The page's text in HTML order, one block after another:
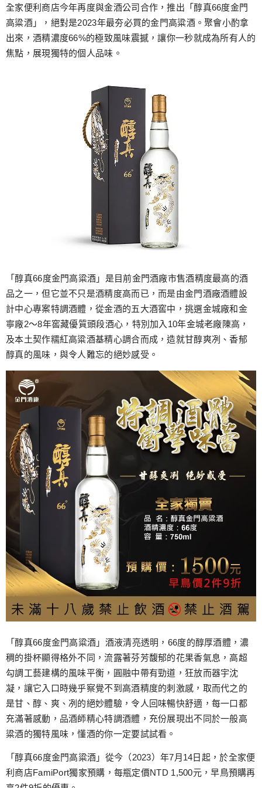
跳
至
主
要
全家便利商店今年再度與金酒公司合作，推出「醇真66度金門
高粱酒」，絕對是2023年最夯必買的金門高粱酒。聚會小酌拿
出來，酒精濃度66%的極致風味震撼，讓你一秒就成為所有人的
焦點，展現獨特的個人品味。
「醇真66度金門高粱酒」是目前金門酒廠市售酒精度最高的酒
品之一，但它並不只是酒精度高而已，而是由金門酒廠酒體設
計中心專案特調酒體，從金酒的五大酒窖中，挑選金城廠和金
寧廠2～8年窖藏優質頭段酒心，特別加入10年金城老廠陳高，
及本土契作糯紅高粱酒基精心調合而成，造就甘醇爽冽、香郁
醇真的風味，與令人難忘的絕妙感受。
「醇真66度金門高粱酒」酒液清亮透明，66度的醇厚酒體，濃
稠的掛杯顯得格外不同，流露著芬芳馥郁的花果香氣息，高超
勾調工藝建構的風味平衡，圓融中帶有勁道，狂放而器宇沈
凝，讓它入口時幾乎察覺不到高酒精度的刺激感，取而代之的
是甘、醇、爽、冽的絕妙體驗，令人回味暢快舒適，每一口都
充滿著感動，品酒師精心特調酒體，充份展現出不同於一般高
粱酒的獨特風味，懂酒的你一定要試試看。
「醇真66度金門高粱酒」從今（2023）年7月14日起，於全家便
利商店FamiPort獨家預購，每瓶定價NTD 1,500元，早鳥預購再